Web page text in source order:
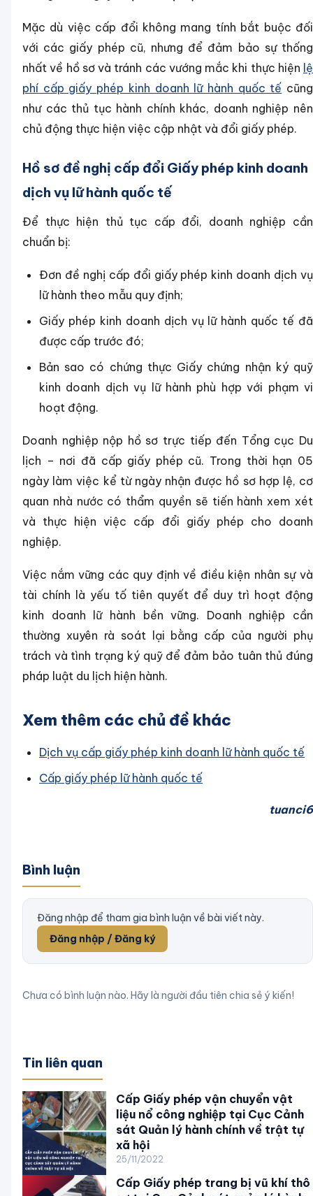
Mặc dù việc cấp đổi không mang tính bắt buộc đối
với các giấy phép cũ, nhưng để đảm bảo sự thống
nhất về hồ sơ và tránh các vướng mắc khi thực hiện lệ
phí cấp giấy phép kinh doanh lữ hành quốc tế cũng
như các thủ tục hành chính khác, doanh nghiệp nên
chủ động thực hiện việc cập nhật và đổi giấy phép.
Hồ sơ đề nghị cấp đổi Giấy phép kinh doanh
dịch vụ lữ hành quốc tế
Để thực hiện thủ tục cấp đổi, doanh nghiệp cần
chuẩn bị:
Đơn đề nghị cấp đổi giấy phép kinh doanh dịch vụ
lữ hành theo mẫu quy định;
Giấy phép kinh doanh dịch vụ lữ hành quốc tế đã
được cấp trước đó;
Bản sao có chứng thực Giấy chứng nhận ký quỹ
kinh doanh dịch vụ lữ hành phù hợp với phạm vi
hoạt động.
Doanh nghiệp nộp hồ sơ trực tiếp đến Tổng cục Du
lịch – nơi đã cấp giấy phép cũ. Trong thời hạn 05
ngày làm việc kể từ ngày nhận được hồ sơ hợp lệ, cơ
quan nhà nước có thẩm quyền sẽ tiến hành xem xét
và thực hiện việc cấp đổi giấy phép cho doanh
nghiệp.
Việc nắm vững các quy định về điều kiện nhân sự và
tài chính là yếu tố tiên quyết để duy trì hoạt động
kinh doanh lữ hành bền vững. Doanh nghiệp cần
thường xuyên rà soát lại bằng cấp của người phụ
trách và tình trạng ký quỹ để đảm bảo tuân thủ đúng
pháp luật du lịch hiện hành.
Xem thêm các chủ đề khác
Dịch vụ cấp giấy phép kinh doanh lữ hành quốc tế
Cấp giấy phép lữ hành quốc tế
tuanci6
Bình luận
Đăng nhập để tham gia bình luận về bài viết này.
Đăng nhập / Đăng ký
Chưa có bình luận nào. Hãy là người đầu tiên chia sẻ ý kiến!
Tin liên quan
Cấp Giấy phép vận chuyển vật
liệu nổ công nghiệp tại Cục Cảnh
sát Quản lý hành chính về trật tự
xã hội
25/11/2022
Cấp Giấy phép trang bị vũ khí thô